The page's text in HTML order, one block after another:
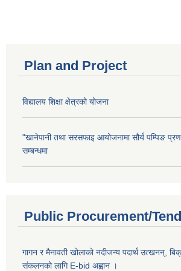
Plan and Project
विद्यालय शिक्षा क्षेत्रको योजना
"खानेपानी तथा सरसफाइ आयोजनामा सौर्य पम्पिङ
सम्बन्धमा
Public Procurement/
गागन र मैनावती खोलाको नदीजन्य पदार्थ उत्खनन्,
संकलनको लागि E-bid अह्वान ।